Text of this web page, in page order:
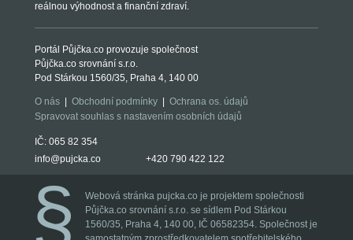
reálnou výhodnost a finanční zdraví.
Portál Půjčka.co provozuje společnost
Půjčka.co srovnání s.r.o.
Pod Stárkou 1560/35, Praha 4, 140 00
O nás Obchodní podmínky
Ochrana os. údajů
Spravovat souhlas s nastavením osobních údajů
IČ: 065 82 354
info@pujcka.co
+420 790 422 122
Webová stránka pujcka.co je projektem společnosti
Půjčka.co srovnání s.r.o. se sídlem Pod Stárkou
1560/35, Praha 4, 140 00, IČ 06582354. Společnost je